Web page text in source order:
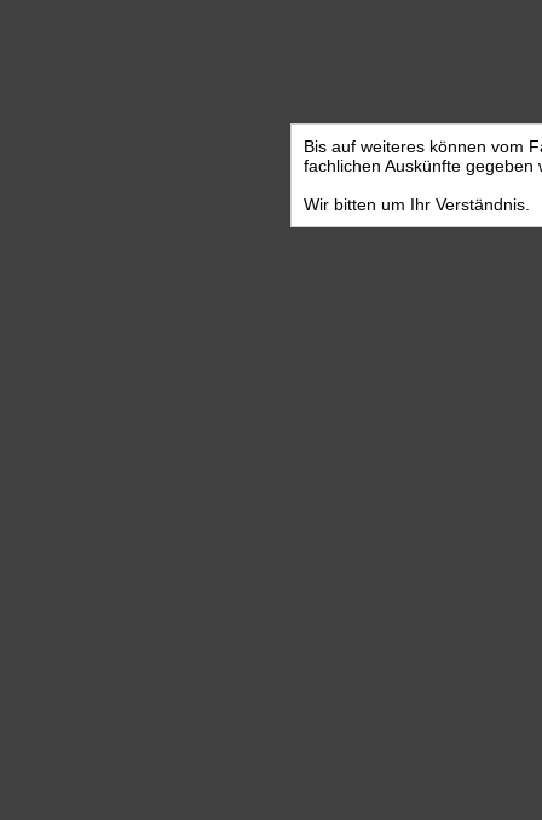
Bis auf weiteres können vom
fachlichen Auskünfte gegeben
Wir bitten um Ihr Verständnis.